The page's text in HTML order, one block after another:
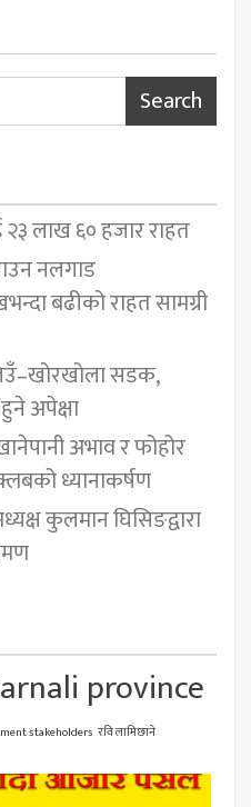
लाख ६० हजार राहत
नलगाड
बढीको राहत सामग्री
सडक,
अपेक्षा
अभाव र फोहोर
ध्यानाकर्षण
कुलमान घिसिङद्वारा
province
stakeholders रवि लामिछाने